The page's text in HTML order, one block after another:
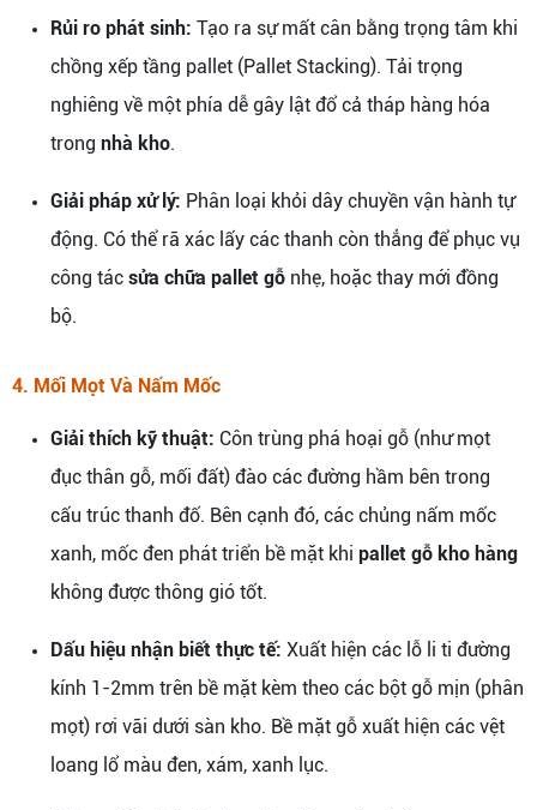
Rủi ro phát sinh: Tạo ra sự mất cân bằng trọng tâm khi
chồng xếp tầng pallet (Pallet Stacking). Tải trọng
nghiêng về một phía dễ gây lật đổ cả tháp hàng hóa
trong nhà kho.
Giải pháp xử lý: Phân loại khỏi dây chuyền vận hành tự
động. Có thể rã xác lấy các thanh còn thẳng để phục vụ
công tác sửa chữa pallet gỗ nhẹ, hoặc thay mới đồng
bộ.
4. Mối Mọt Và Nấm Mốc
Giải thích kỹ thuật: Côn trùng phá hoại gỗ (như mọt
đục thân gỗ, mối đất) đào các đường hầm bên trong
cấu trúc thanh đố. Bên cạnh đó, các chủng nấm mốc
xanh, mốc đen phát triển bề mặt khi pallet gỗ kho hàng
không được thông gió tốt.
Dấu hiệu nhận biết thực tế: Xuất hiện các lỗ li ti đường
kính 1-2mm trên bề mặt kèm theo các bột gỗ mịn (phân
mọt) rơi vãi dưới sàn kho. Bề mặt gỗ xuất hiện các vệt
loang lổ màu đen, xám, xanh lục.